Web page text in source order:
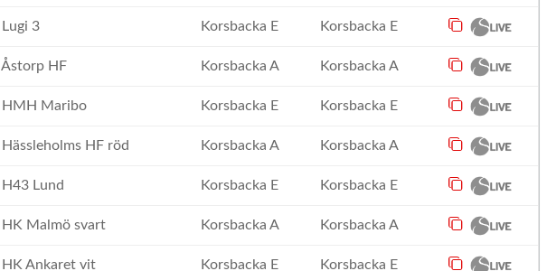
Lugi 3 Korsbacka E Korsbacka E
Åstorp HF Korsbacka A Korsbacka A
HMH Maribo Korsbacka E Korsbacka E
Hässleholms HF röd Korsbacka A Korsbacka A
H43 Lund Korsbacka E Korsbacka E
HK Malmö svart Korsbacka A Korsbacka A
HK Ankaret vit Korsbacka E Korsbacka E